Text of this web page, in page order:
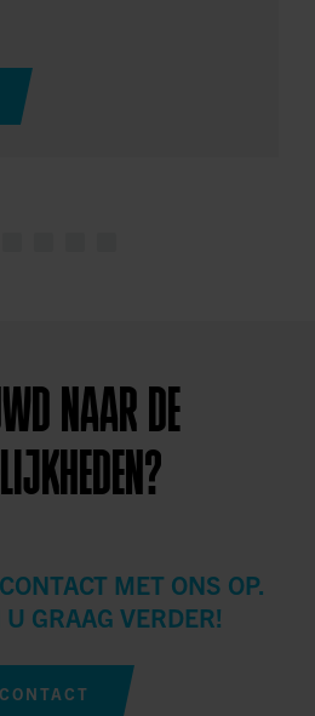
NAAR DE
MET ONS OP.
GRAAG VERDER!
CONTACT